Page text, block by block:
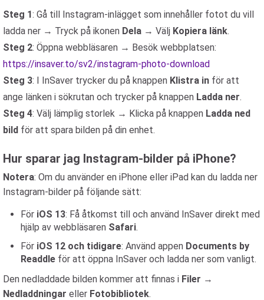
Steg 1: Gå till Instagram-inlägget som innehåller fotot du vill
ladda ner → Tryck på ikonen Dela → Välj Kopiera länk.
Steg 2: Öppna webbläsaren → Besök webbplatsen:
https://insaver.to/sv2/instagram-photo-download
Steg 3: I InSaver trycker du på knappen Klistra in för att
ange länken i sökrutan och trycker på knappen Ladda ner.
Steg 4: Välj lämplig storlek → Klicka på knappen Ladda ned
bild för att spara bilden på din enhet.
Hur sparar jag Instagram-bilder på iPhone?
Notera: Om du använder en iPhone eller iPad kan du ladda ner
Instagram-bilder på följande sätt:
För iOS 13: Få åtkomst till och använd InSaver direkt med
hjälp av webbläsaren Safari.
För iOS 12 och tidigare: Använd appen Documents by
Readdle för att öppna InSaver och ladda ner som vanligt.
Den nedladdade bilden kommer att finnas i Filer →
Nedladdningar eller Fotobibliotek.